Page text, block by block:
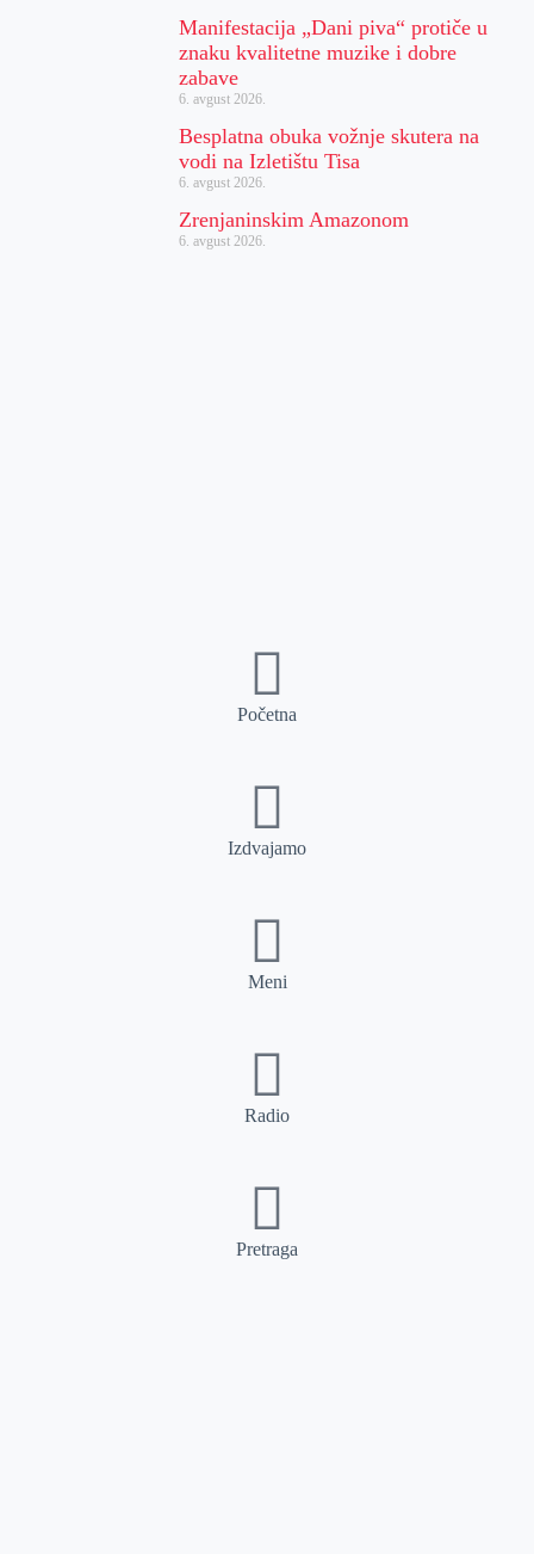
Manifestacija „Dani piva“ protiče u
znaku kvalitetne muzike i dobre
zabave
6. avgust 2026.
Besplatna obuka vožnje skutera na
vodi na Izletištu Tisa
6. avgust 2026.
Zrenjaninskim Amazonom
6. avgust 2026.
Početna
Izdvajamo
Meni
Radio
Pretraga